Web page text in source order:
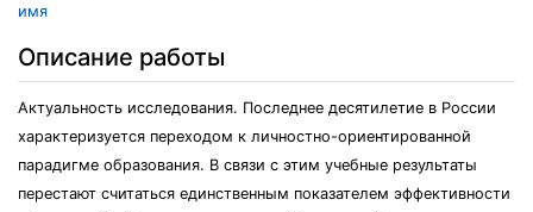
имя
Описание работы
Актуальность исследования. Последнее десятилетие в России
характеризуется переходом к личностно-ориентированной
парадигме образования. В связи с этим учебные результаты
перестают считаться единственным показателем эффективности